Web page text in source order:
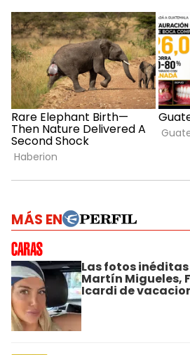
MÁS EN
Las fotos
Martín Migueles,
Icardi de